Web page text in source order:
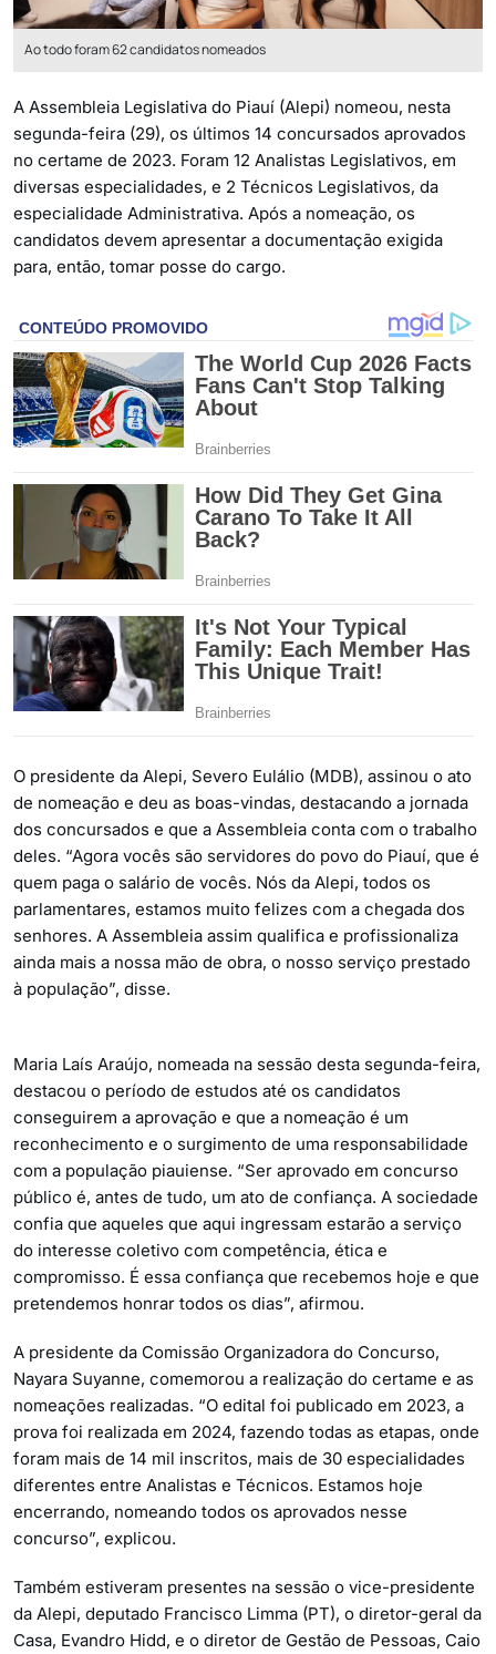
Ao todo foram 62 candidatos nomeados
A Assembleia Legislativa do Piauí (Alepi) nomeou, nesta
segunda-feira (29), os últimos 14 concursados aprovados
no certame de 2023. Foram 12 Analistas Legislativos, em
diversas especialidades, e 2 Técnicos Legislativos, da
especialidade Administrativa. Após a nomeação, os
candidatos devem apresentar a documentação exigida
para, então, tomar posse do cargo.
O presidente da Alepi, Severo Eulálio (MDB), assinou o ato
de nomeação e deu as boas-vindas, destacando a jornada
dos concursados e que a Assembleia conta com o trabalho
deles. “Agora vocês são servidores do povo do Piauí, que é
quem paga o salário de vocês. Nós da Alepi, todos os
parlamentares, estamos muito felizes com a chegada dos
senhores. A Assembleia assim qualifica e profissionaliza
ainda mais a nossa mão de obra, o nosso serviço prestado
à população”, disse.
Maria Laís Araújo, nomeada na sessão desta segunda-feira,
destacou o período de estudos até os candidatos
conseguirem a aprovação e que a nomeação é um
reconhecimento e o surgimento de uma responsabilidade
com a população piauiense. “Ser aprovado em concurso
público é, antes de tudo, um ato de confiança. A sociedade
confia que aqueles que aqui ingressam estarão a serviço
do interesse coletivo com competência, ética e
compromisso. É essa confiança que recebemos hoje e que
pretendemos honrar todos os dias”, afirmou.
A presidente da Comissão Organizadora do Concurso,
Nayara Suyanne, comemorou a realização do certame e as
nomeações realizadas. “O edital foi publicado em 2023, a
prova foi realizada em 2024, fazendo todas as etapas, onde
foram mais de 14 mil inscritos, mais de 30 especialidades
diferentes entre Analistas e Técnicos. Estamos hoje
encerrando, nomeando todos os aprovados nesse
concurso”, explicou.
Também estiveram presentes na sessão o vice-presidente
da Alepi, deputado Francisco Limma (PT), o diretor-geral da
Casa, Evandro Hidd, e o diretor de Gestão de Pessoas, Caio